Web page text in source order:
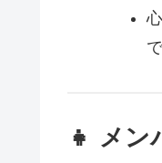
👧 メン